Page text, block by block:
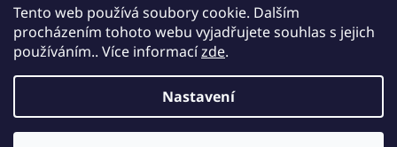
Tento web používá soubory cookie. Dalším
procházením tohoto webu vyjadřujete souhlas s jejich
používáním.. Více informacízde.
Nastavení
Kontakty
Vytvořil Shoptet